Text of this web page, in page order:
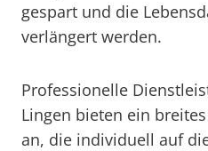
gespart und die
verlängert werden.
Professionelle
Lingen bieten ein
an, die individuell auf